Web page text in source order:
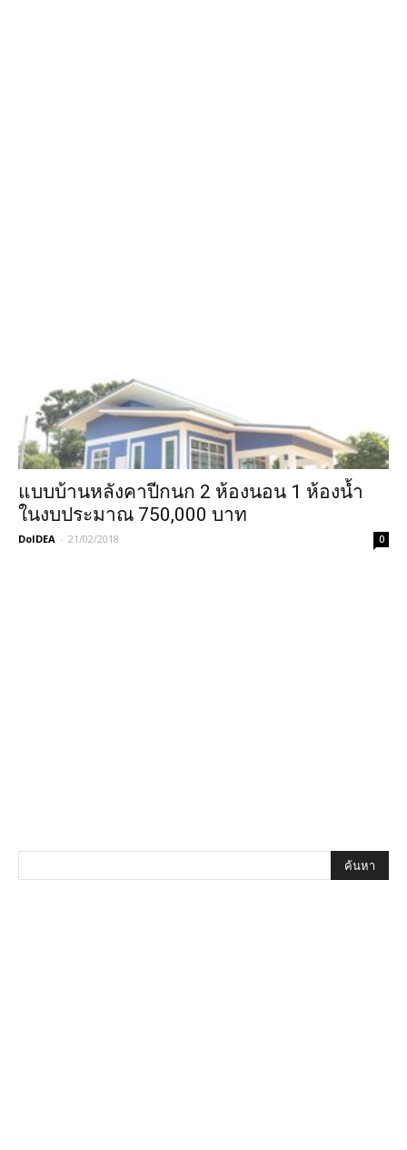
แบบบ้านหลังคาปีกนก 2 ห้องนอน 1 ห้องน้ำ
ในงบประมาณ 750,000 บาท
DoIDEA - 21/02/2018 0